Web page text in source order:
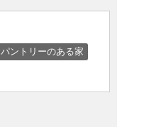
パントリーのある家